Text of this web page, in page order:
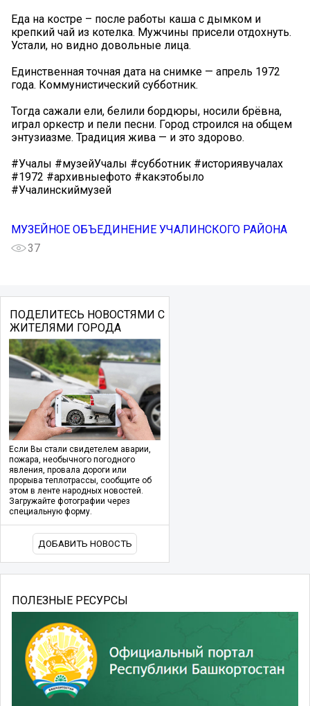
Еда на костре – после работы каша с дымком и
крепкий чай из котелка. Мужчины присели отдохнуть.
Устали, но видно довольные лица.
Единственная точная дата на снимке — апрель 1972
года. Коммунистический субботник.
Тогда сажали ели, белили бордюры, носили брёвна,
играл оркестр и пели песни. Город строился на общем
энтузиазме. Традиция жива — и это здорово.
#Учалы #музейУчалы #субботник #историявучалах
#1972 #архивныефото #какэтобыло
#Учалинскиймузей
МУЗЕЙНОЕ ОБЪЕДИНЕНИЕ УЧАЛИНСКОГО РАЙОНА
37
ПОДЕЛИТЕСЬ НОВОСТЯМИ С
ЖИТЕЛЯМИ ГОРОДА
Если Вы стали свидетелем аварии,
пожара, необычного погодного
явления, провала дороги или
прорыва теплотрассы, сообщите об
этом в ленте народных новостей.
Загружайте фотографии через
специальную форму.
ДОБАВИТЬ НОВОСТЬ
ПОЛЕЗНЫЕ РЕСУРСЫ